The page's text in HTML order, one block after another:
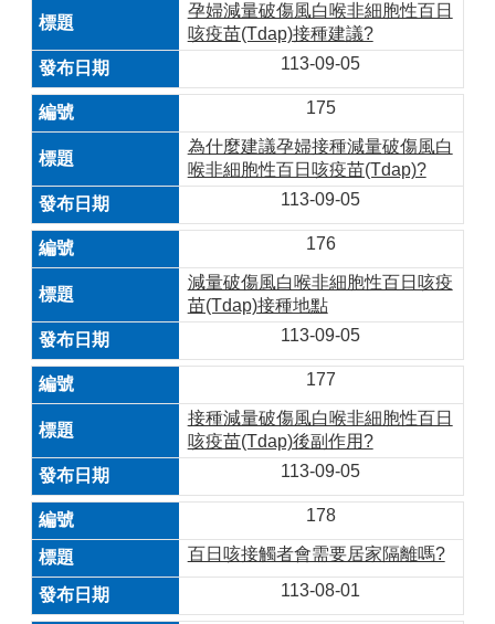
孕婦減量破傷風白喉非細胞性百日
咳疫苗(Tdap)接種建議?
113-09-05
175
為什麼建議孕婦接種減量破傷風白
喉非細胞性百日咳疫苗(Tdap)?
113-09-05
176
減量破傷風白喉非細胞性百日咳疫
苗(Tdap)接種地點
113-09-05
177
接種減量破傷風白喉非細胞性百日
咳疫苗(Tdap)後副作用?
113-09-05
178
百日咳接觸者會需要居家隔離嗎?
113-08-01